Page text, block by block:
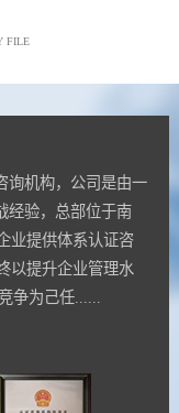
FILE
询机构，公司是由一
经验，总部位于南
业提供体系认证咨
以提升企业管理水
争为己任......